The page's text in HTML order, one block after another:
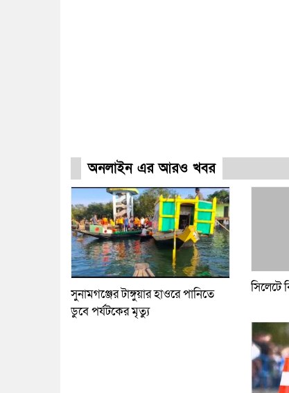
অনলাইন এর আরও খবর
সুনামগঞ্জের টাঙ্গুয়ার হাওরে পানিতে
ডুবে পর্যটকের মৃত্যু
সিলেটে